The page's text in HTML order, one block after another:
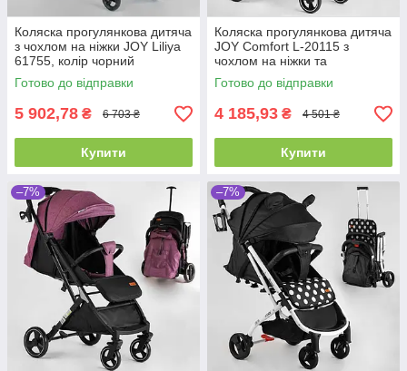
Коляска прогулянкова дитяча
з чохлом на ніжки JOY Liliya
61755, колір чорний
Готово до відправки
5 902,78 ₴ 6 703 ₴
Купити
Коляска прогулянкова дитяча
JOY Comfort L-20115 з
чохлом на ніжки та
підсклянником
Готово до відправки
4 185,93 ₴ 4 501 ₴
Купити
–7% –7%